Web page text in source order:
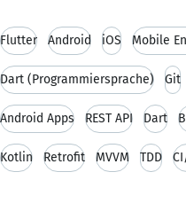
Flutter Android iOS Mobile
Dart (Programmiersprache) Git
Android Apps REST API Dart
Kotlin Retrofit MVVM TDD